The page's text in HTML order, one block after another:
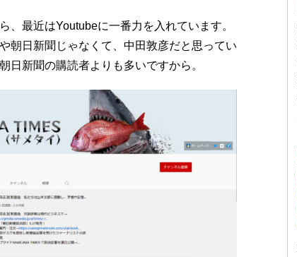
、最近はYoutubeに一番力を入れています。
朝日新聞じゃなくて、中田敦彦だと思ってい
日新聞の購読者よりも多いですから。